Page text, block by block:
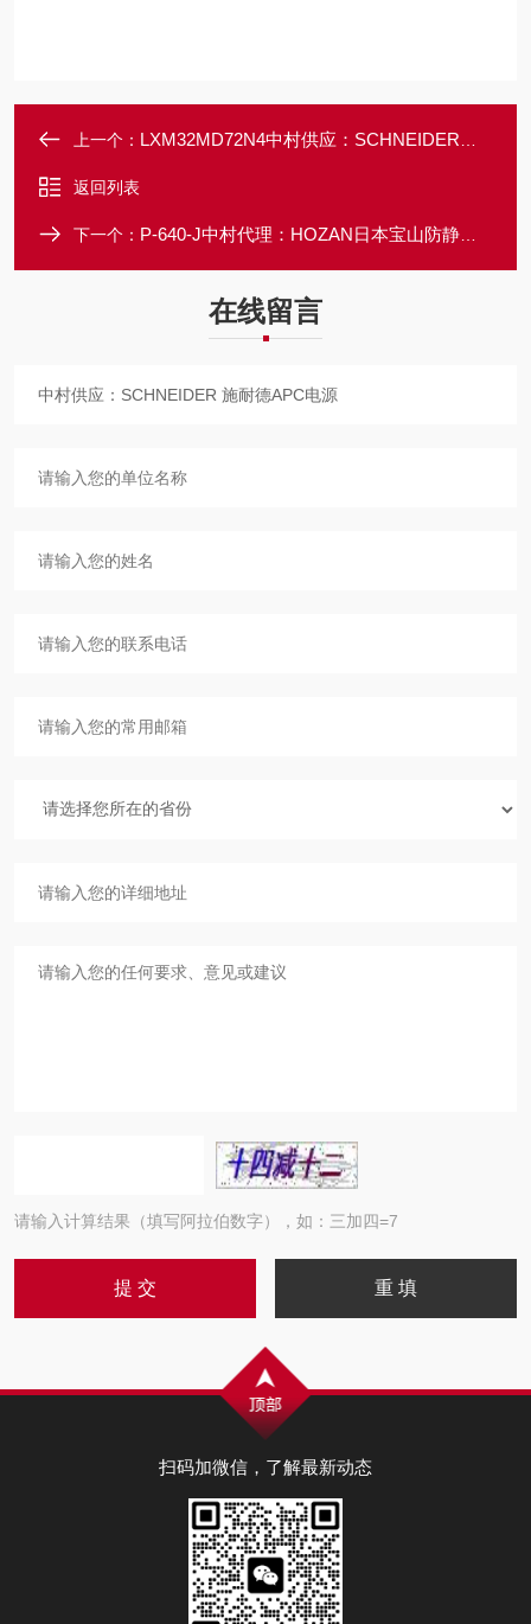
上一个： LXM32MD72N4中村供应：SCHNEIDER施耐伺服德驱动器
返回列表
下一个： P-640-J中村代理：HOZAN日本宝山防静电高精密镊子
在线留言
请输入计算结果（填写阿拉伯数字），如：三加四=7
扫码加微信，了解最新动态